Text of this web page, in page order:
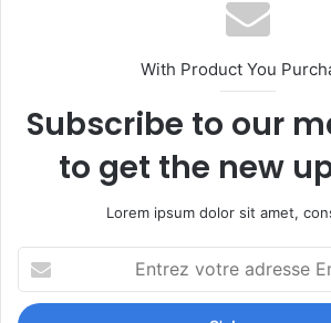
With Product You
Subscribe to our
to get the new
Lorem ipsum dolor sit amet,
votre
adresse